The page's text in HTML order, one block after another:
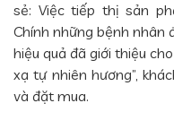
sẻ: Việc tiếp thị sản
Chính những bệnh nhân
hiệu quả đã giới thiệu
xạ tự nhiên hương”,
và đặt mua.